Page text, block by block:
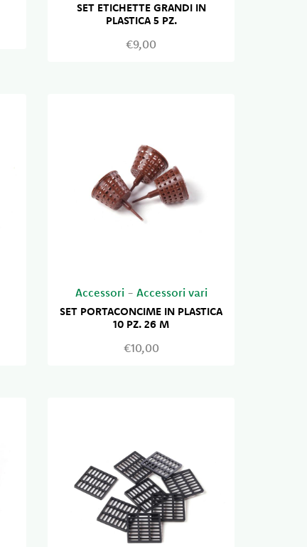
SET ETICHETTE GRANDI IN
PLASTICA 5 PZ.
€9,00
Accessori- Accessori vari
SET PORTACONCIME IN PLASTICA
10 PZ. 26 M
€10,00